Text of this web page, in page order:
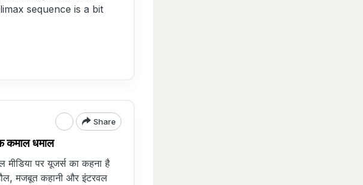
sequence is a bit
Share
धमाल
मीडिया पर यूजर्स का कहना है
मजबूत कहानी और इंटरवल